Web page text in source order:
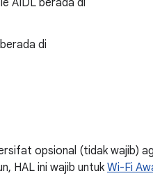
AIDL berada di
di
opsional (tidak wajib)
HAL ini wajib untukWi-Fi